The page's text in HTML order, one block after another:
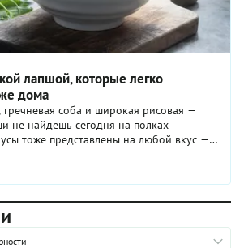
лапшой, которые легко
дома
гречневая соба и широкая рисовая —
не найдешь сегодня на полках
тоже представлены на любой вкус —
шрирача, хойсин и так далее. Азиатскую
нужно лишь запастись
Но, чтобы добиться
нужно знать некоторые хитрости.
делится бренд-шеф ресторана
Руслан Магомедшарипов.